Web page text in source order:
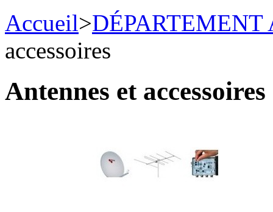
Accueil>DÉPARTEMENT
accessoires
Antennes et accessoires